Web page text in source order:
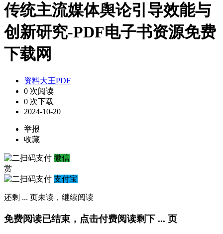
传统主流媒体舆论引导效能与
创新研究-PDF电子书资源免费
下载网
资料大王PDF
0 次阅读
0 次下载
2024-10-20
举报
收藏
微信
赏
支付宝
还剩 ... 页未读， 继续阅读
免费阅读已结束，点击付费阅读剩下 ... 页